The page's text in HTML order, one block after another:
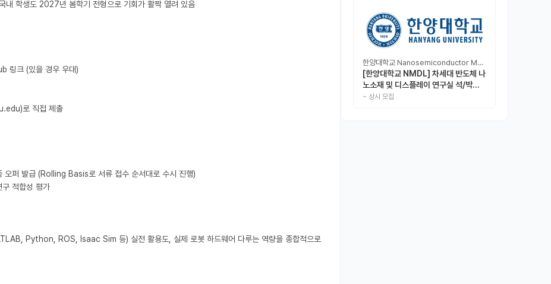
한양대학교 Nanosemiconductor Materials & Display Laboratory
[한양대학교 NMDL] 차세대 반도체 나
노소재 및 디스플레이 연구실 석/박사/
인턴 모집
~ 상시 모집
내 학생도 2027년 봄학기 전형으로 기회가 활짝 열려 있음
링크 (있을 경우 우대)
로 직접 제출
오퍼 발급 (Rolling Basis로 서류 접수 순서대로 수시 진행)
적합성 평가
Python, ROS, Isaac Sim 등) 실전 활용도, 실제 로봇 하드웨어 다루는 역량을 종합적으로